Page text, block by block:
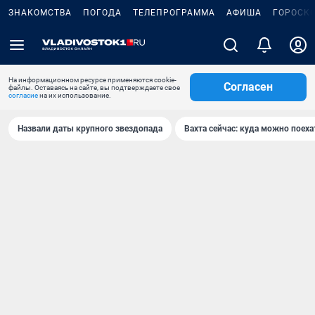
ЗНАКОМСТВА ПОГОДА ТЕЛЕПРОГРАММА АФИША
На информационном ресурсе применяются cookie-
файлы. Оставаясь на сайте, вы подтверждаете свое
согласиена их использование.
Согласен
Назвали даты крупного звездопада Вахта сейчас: куда можно